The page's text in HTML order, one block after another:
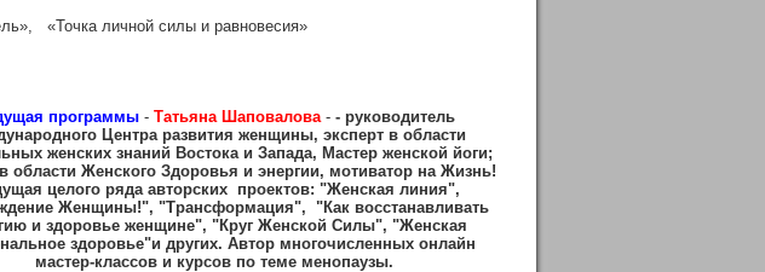
«Точка личной силы и равновесия»
программы- Татьяна Шаповалова - - руководитель
Центра развития женщины, эксперт в области
женских знаний Востока и Запада, Мастер женской йоги;
области Женского Здоровья и энергии, мотиватор на Жизнь!
целого ряда авторских проектов: "Женская линия",
Женщины!", "Трансформация", "Как восстанавливать
и здоровье женщине", "Круг Женской Силы", "Женская
здоровье"и других. Автор многочисленных онлайн
мастер-классов и курсов по теме менопаузы.